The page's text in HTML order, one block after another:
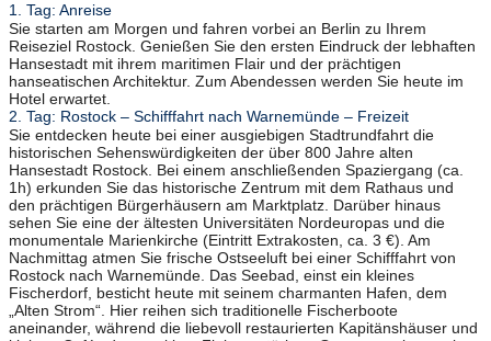
1. Tag: Anreise
Sie starten am Morgen und fahren vorbei an Berlin zu Ihrem
Reiseziel Rostock. Genießen Sie den ersten Eindruck der lebhaften
Hansestadt mit ihrem maritimen Flair und der prächtigen
hanseatischen Architektur. Zum Abendessen werden Sie heute im
Hotel erwartet.
2. Tag: Rostock – Schifffahrt nach Warnemünde – Freizeit
Sie entdecken heute bei einer ausgiebigen Stadtrundfahrt die
historischen Sehenswürdigkeiten der über 800 Jahre alten
Hansestadt Rostock. Bei einem anschließenden Spaziergang (ca.
1h) erkunden Sie das historische Zentrum mit dem Rathaus und
den prächtigen Bürgerhäusern am Marktplatz. Darüber hinaus
sehen Sie eine der ältesten Universitäten Nordeuropas und die
monumentale Marienkirche (Eintritt Extrakosten, ca. 3 €). Am
Nachmittag atmen Sie frische Ostseeluft bei einer Schifffahrt von
Rostock nach Warnemünde. Das Seebad, einst ein kleines
Fischerdorf, besticht heute mit seinem charmanten Hafen, dem
„Alten Strom“. Hier reihen sich traditionelle Fischerboote
aneinander, während die liebevoll restaurierten Kapitänshäuser und